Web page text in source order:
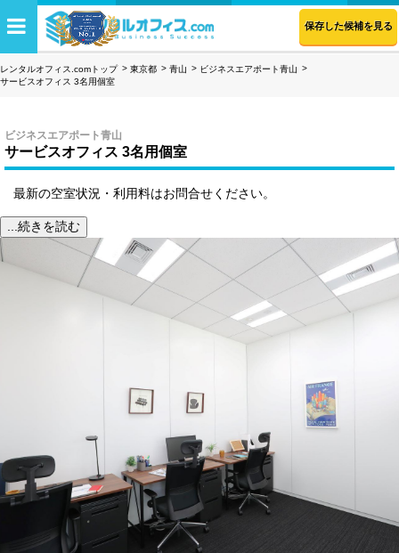
保存した候補を見る
レンタルオフィス.comトップ 東京都 青山
ビジネスエアポート青山
サービスオフィス 3名用個室
ビジネスエアポート青山
サービスオフィス 3名用個室
最新の空室状況・利用料はお問合せください。
...続きを読む